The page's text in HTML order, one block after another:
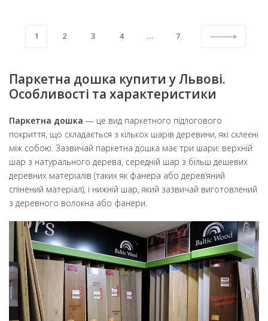
1 2 3 4 … 7
Паркетна дошка купити у Львові.
Особливості та характеристики
Паркетна дошка — це вид паркетного підлогового
покриття, що складається з кількох шарів деревини, які склеєні
між собою. Зазвичай паркетна дошка має три шари: верхній
шар з натурального дерева, середній шар з більш дешевих
деревних матеріалів (таких як фанера або дерев’яний
спінений матеріал), і нижній шар, який зазвичай виготовлений
з деревного волокна або фанери.